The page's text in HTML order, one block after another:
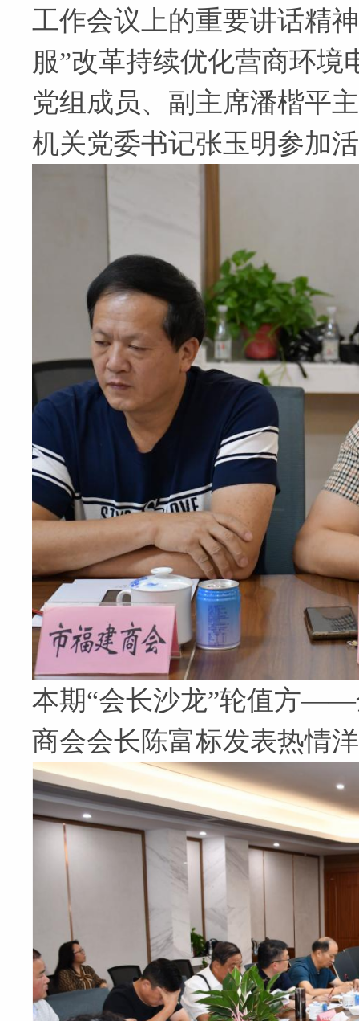
工作会议上的重要讲话精
服”改革持续优化营商环
党组成员、副主席潘楷平
机关党委书记张玉明参加
本期“会长沙龙”轮值方
商会会长陈富标发表热情